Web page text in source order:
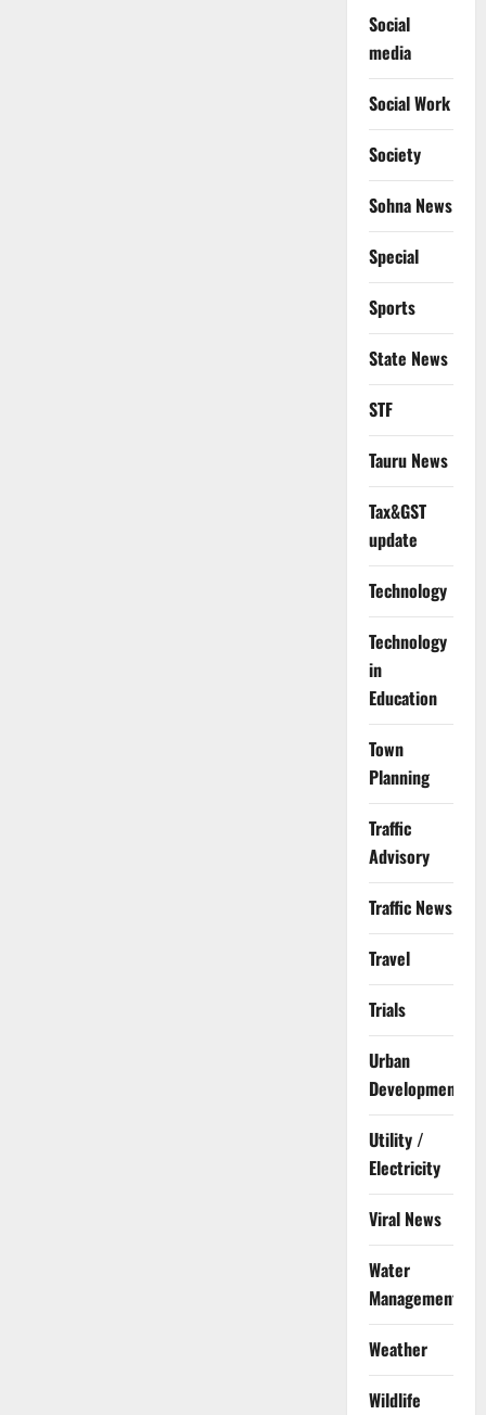
Social
media
Social Work
Society
Sohna News
Special
Sports
State News
STF
Tauru News
Tax&GST
update
Technology
Technology
in
Education
Town
Planning
Traffic
Advisory
Traffic News
Travel
Trials
Urban
Development
Utility /
Electricity
Viral News
Water
Management
Weather
Wildlife